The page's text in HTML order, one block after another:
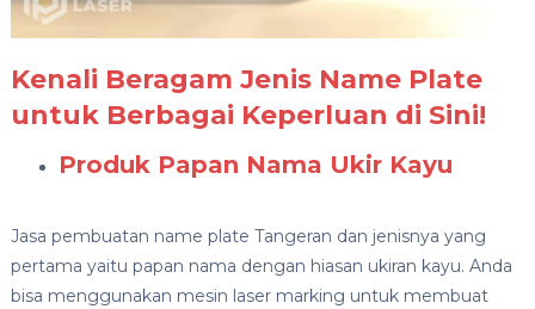
Kenali Beragam Jenis Name Plate
untuk Berbagai Keperluan di Sini!
Produk Papan Nama Ukir Kayu
Jasa pembuatan name plate Tangeran dan jenisnya yang
pertama yaitu papan nama dengan hiasan ukiran kayu. Anda
bisa menggunakan mesin laser marking untuk membuat